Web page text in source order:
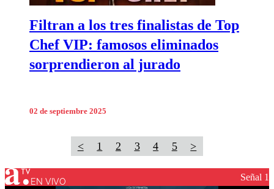
Filtran a los tres finalistas de Top
Chef VIP: famosos eliminados
sorprendieron al jurado
02 de septiembre 2025
< 1 2 3 4 5 >
EN VIVO Señal 1